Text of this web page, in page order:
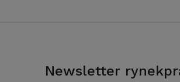
Newsletter